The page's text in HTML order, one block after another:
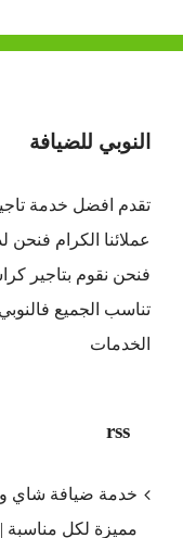
النوبي للضيافة
تقدم افضل خدمة
عملائنا الكرام
فنحن نقوم بتاجير
تناسب الجميع
الخدمات
rss
خدمة ضيافة شاي
مميزة لكل مناسبة |